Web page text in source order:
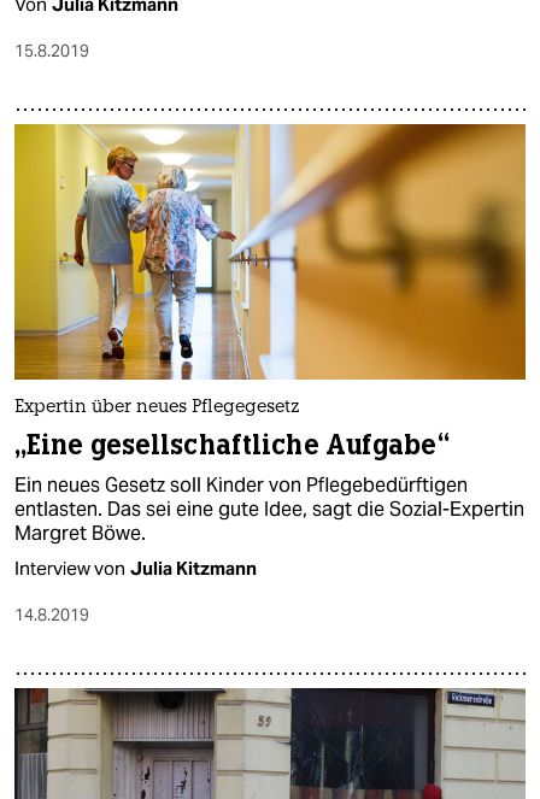
15.8.2019
Expertin über neues Pflegegesetz
„Eine gesellschaftliche Aufgabe“
Ein neues Gesetz soll Kinder von Pflegebedürftigen
entlasten. Das sei eine gute Idee, sagt die Sozial-Expertin
Margret Böwe.
Interview von Julia Kitzmann
14.8.2019